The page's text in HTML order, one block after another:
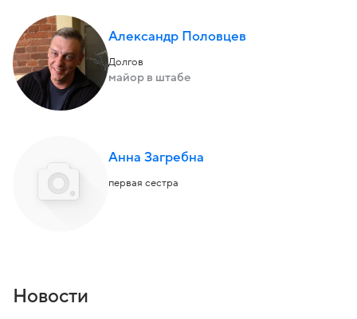
Александр Половцев
Долгов
майор в штабе
Анна Загребна
первая сестра
Новости